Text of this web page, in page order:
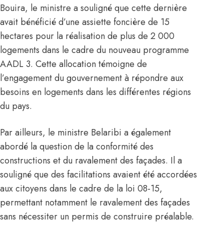
Bouira, le ministre a souligné que cette dernière
avait bénéficié d’une assiette foncière de 15
hectares pour la réalisation de plus de 2 000
logements dans le cadre du nouveau programme
AADL 3. Cette allocation témoigne de
l’engagement du gouvernement à répondre aux
besoins en logements dans les différentes régions
du pays.
Par ailleurs, le ministre Belaribi a également
abordé la question de la conformité des
constructions et du ravalement des façades. Il a
souligné que des facilitations avaient été accordées
aux citoyens dans le cadre de la loi 08-15,
permettant notamment le ravalement des façades
sans nécessiter un permis de construire préalable.